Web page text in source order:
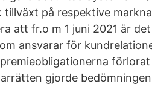
på respektive
att fr.o m 1 juni 2021 är
ansvarar för
gjorde